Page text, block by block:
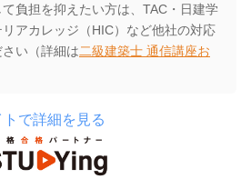
負担を抑えたい方は、TAC・日建学
アカレッジ（HIC）など他社の対応
い（詳細は二級建築士 通信講座お
で詳細を見る